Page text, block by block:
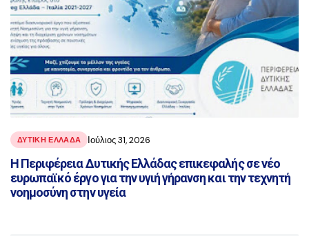
ΔΥΤΙΚΗ ΕΛΛΑΔΑ Ιούλιος 31, 2026
Η Περιφέρεια Δυτικής Ελλάδας επικεφαλής σε νέο
ευρωπαϊκό έργο για την υγιή γήρανση και την τεχνητή
νοημοσύνη στην υγεία